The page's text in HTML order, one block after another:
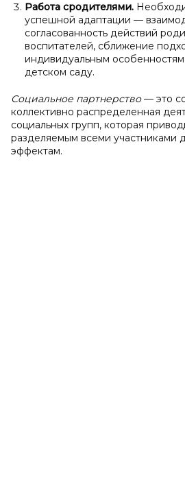
Работа сродителями.
успешной адаптации —
согласованность действий
воспитателей, сближение
индивидуальным
детском саду.
Социальное партнерство— это
коллективно распределенная
социальных групп, которая
разделяемым всеми участниками
эффектам.